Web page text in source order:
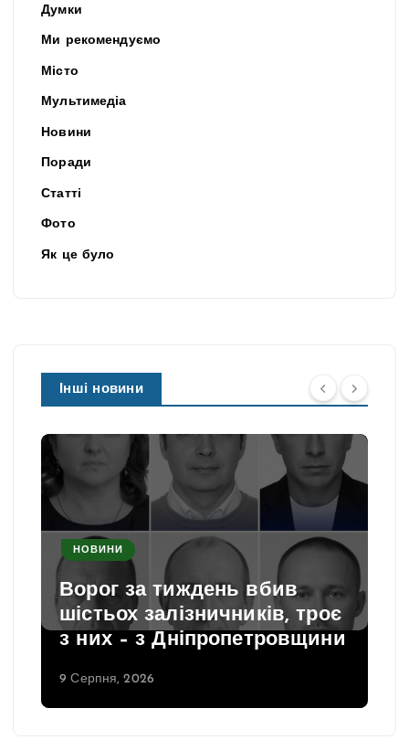
Думки
Ми рекомендуємо
Місто
Мультимедіа
Новини
Поради
Статті
Фото
Як це було
Інші новини
НОВИНИ
Ворог за тиждень вбив
шістьох залізничників, троє
з них – з Дніпропетровщини
9 Серпня, 2026